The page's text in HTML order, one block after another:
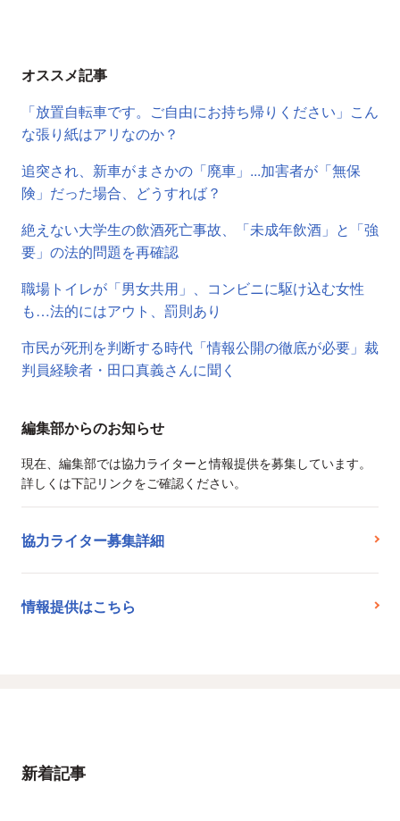
オススメ記事
「放置自転車です。ご自由にお持ち帰りください」こん
な張り紙はアリなのか？
追突され、新車がまさかの「廃車」...加害者が「無保
険」だった場合、どうすれば？
絶えない大学生の飲酒死亡事故、「未成年飲酒」と「強
要」の法的問題を再確認
職場トイレが「男女共用」、コンビニに駆け込む女性
も…法的にはアウト、罰則あり
市民が死刑を判断する時代「情報公開の徹底が必要」裁
判員経験者・田口真義さんに聞く
編集部からのお知らせ
現在、編集部では協力ライターと情報提供を募集しています。
詳しくは下記リンクをご確認ください。
協力ライター募集詳細
情報提供はこちら
新着記事